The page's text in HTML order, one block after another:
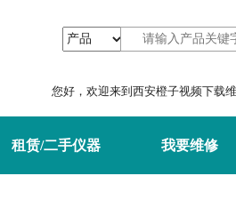
您好，欢迎来到西安橙子视频下载维修
租赁/二手仪器 我要维修